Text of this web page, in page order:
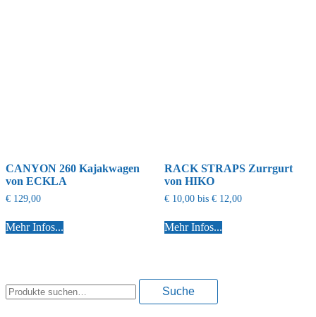
CANYON 260 Kajakwagen
von ECKLA
€ 129,00
Mehr Infos...
RACK STRAPS Zurrgurt
von HIKO
€10,00bis €12,00
Mehr Infos...
Suche
nach:
Suche